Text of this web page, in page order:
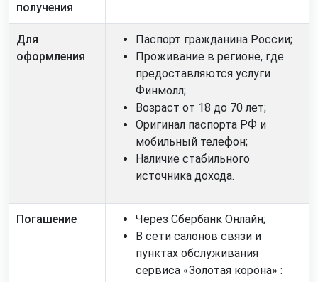
получения
Для
оформления
Паспорт гражданина России;
Проживание в регионе, где
предоставляются услуги
Финмолл;
Возраст от 18 до 70 лет;
Оригинал паспорта РФ и
мобильный телефон;
Наличие стабильного
источника дохода.
Погашение
Через Сбербанк Онлайн;
В сети салонов связи и
пунктах обслуживания
сервиса «Золотая корона» :